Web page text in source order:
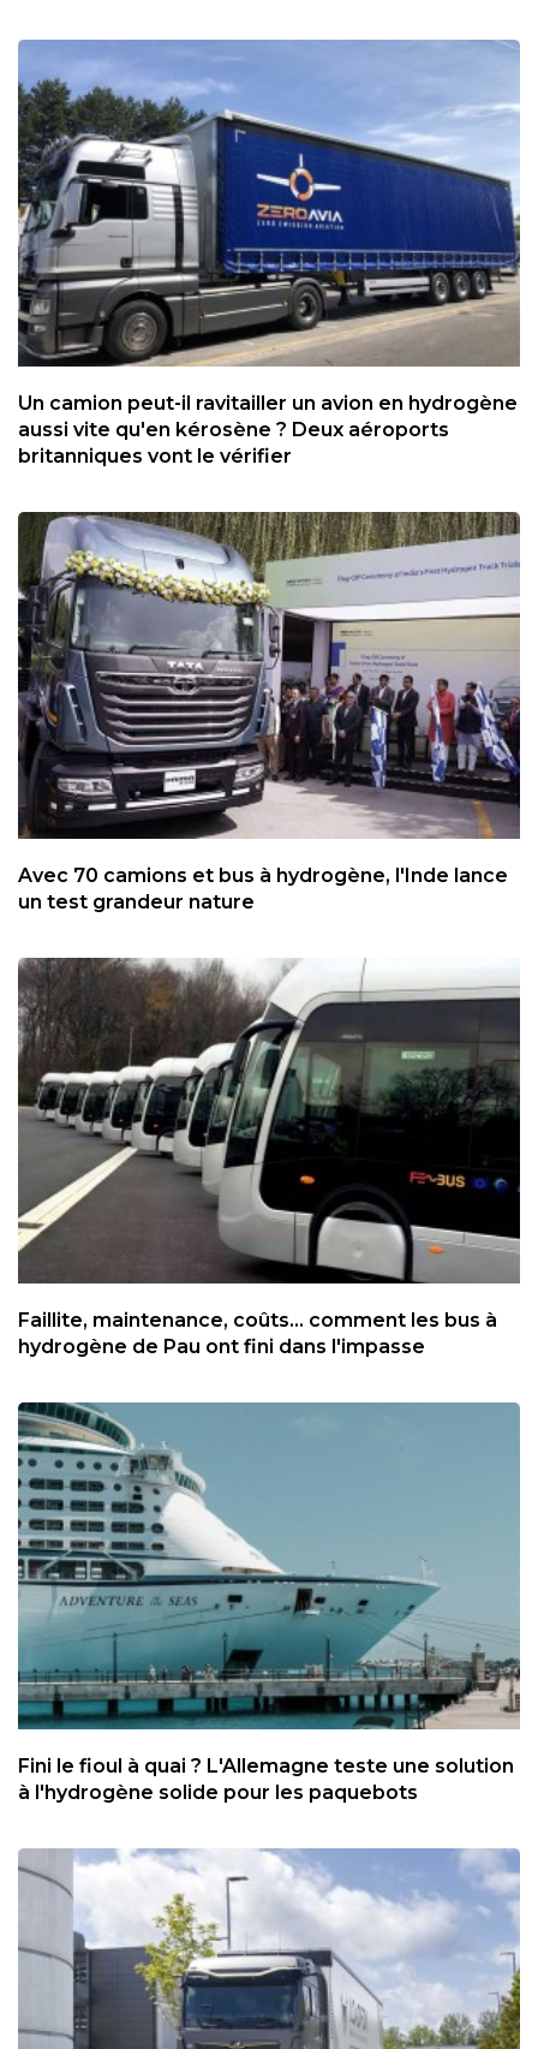
Un camion peut-il ravitailler un avion en hydrogène
aussi vite qu'en kérosène ? Deux aéroports
britanniques vont le vérifier
Avec 70 camions et bus à hydrogène, l'Inde lance
un test grandeur nature
Faillite, maintenance, coûts... comment les bus à
hydrogène de Pau ont fini dans l'impasse
Fini le fioul à quai ? L'Allemagne teste une solution
à l'hydrogène solide pour les paquebots